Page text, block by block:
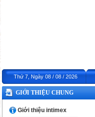
Thứ 7, Ngày 08 / 08 / 2026
GIỚI THIỆU CHUNG
Giới thiệu intimex